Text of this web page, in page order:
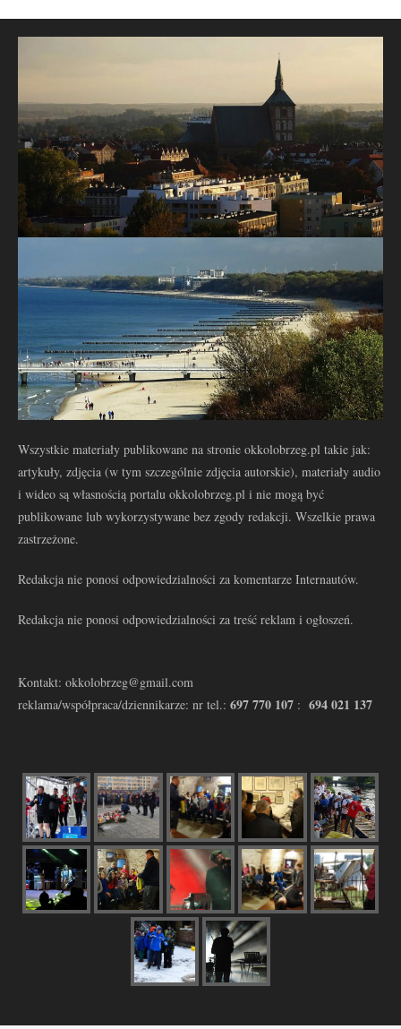
Wszystkie materiały publikowane na stronie okkolobrzeg.pl takie jak:
artykuły, zdjęcia (w tym szczególnie zdjęcia autorskie), materiały audio
i wideo są własnością portalu okkolobrzeg.pl i nie mogą być
publikowane lub wykorzystywane bez zgody redakcji. Wszelkie prawa
zastrzeżone.
Redakcja nie ponosi odpowiedzialności za komentarze Internautów.
Redakcja nie ponosi odpowiedzialności za treść reklam i ogłoszeń.
Kontakt: okkolobrzeg@gmail.com
reklama/współpraca/dziennikarze: nr tel.: 697 770 107 : 694 021 137